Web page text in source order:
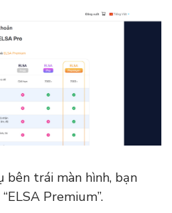
bên trái màn hình, bạn
Premium”.